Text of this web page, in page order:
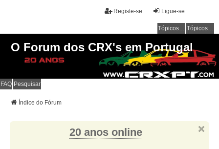
Ligue-se
Registe-se
Tópicos sem resposta Tópicos ativos
O Forum dos CRX's em Portugal
FAQ Pesquisar
Índice do Fórum
20 anos online